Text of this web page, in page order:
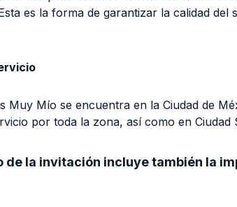
es la forma de garantizar la calidad del
Muy Mío se encuentra en la Ciudad de
por toda la zona, así como en
de la invitación incluye también la